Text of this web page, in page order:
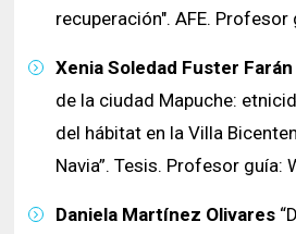
recuperación". AFE. Profesor
Xenia Soledad Fuster Farán
de la ciudad Mapuche:
del hábitat en la Villa
Navia”. Tesis. Profesor guía:
Daniela Martínez Olivares